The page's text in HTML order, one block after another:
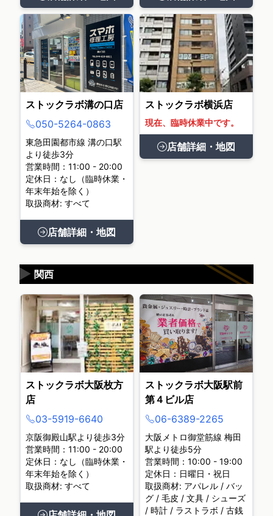
ストックラボ溝の口店
050-5264-0863
東急田園都市線 溝の口駅
より徒歩3分
営業時間：11:00 - 20:00
定休日：なし（臨時休業・
年末年始を除く）
取扱商材: すべて
店舗詳細・地図
ストックラボ横浜店
現在、臨時休業中です。
店舗詳細・地図
関西
▶
ストックラボ大阪枚方
店
03-5919-6640
京阪御殿山駅より徒歩3分
営業時間：11:00 - 20:00
定休日：なし（臨時休業・
年末年始を除く）
取扱商材: すべて
ストックラボ大阪駅前
第４ビル店
06-6389-2265
大阪メトロ御堂筋線 梅田
駅より徒歩5分
営業時間：10:00 - 19:00
定休日：日曜日・祝日
取扱商材: アパレル / バッ
グ / 毛皮 / 文具 / シューズ
/ 時計 / ラストラボ / 古銭